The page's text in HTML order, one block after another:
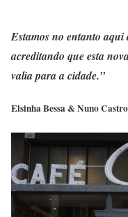
Estamos no entanto aqui
acreditando que esta
valia para a cidade.”
Elsinha Bessa & Nuno Castro